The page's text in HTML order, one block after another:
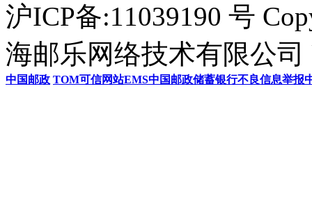
沪ICP备:11039190 号
海邮乐网络技术有限公司
中国邮政 TOM可信网站EMS中国邮政储蓄银行不良信息举报